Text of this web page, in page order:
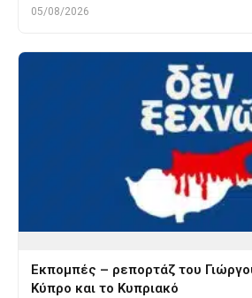
05/08/2026
Εκπομπές – ρεπορτάζ του
Κύπρο και το Κυπριακό